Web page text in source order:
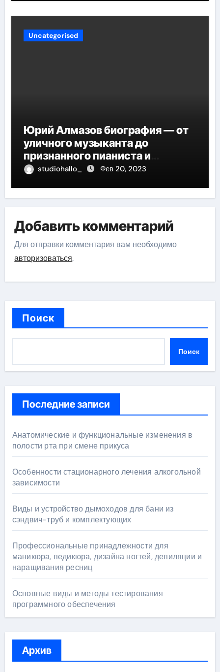
Uncategorised
Юрий Алмазов биография — от
уличного музыканта до
признанного пианиста и
композитора
studiohallo_ Фев 20, 2023
Добавить комментарий
Для отправки комментария вам необходимо
авторизоваться.
Поиск
Поиск
Последние записи
Анатомические и функциональные изменения в
полости рта при смене прикуса
Особенности стационарного лечения алкогольной
зависимости
Виды и устройство дымоходов для бани из
сэндвич-труб и комплектующих
Профессиональные принадлежности для
маникюра, педикюра, дизайна ногтей, депиляции и
наращивания ресниц
Основные виды и методы тестирования
программного обеспечения
Архив